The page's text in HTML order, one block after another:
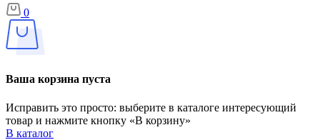
0
Ваша корзина пуста
Исправить это просто: выберите в каталоге интересующий
товар и нажмите кнопку «В корзину»
В каталог